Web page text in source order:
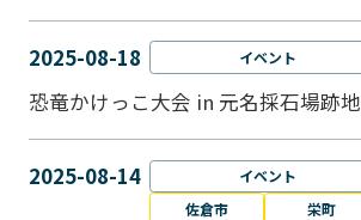
2025-08-18 イベント
恐竜かけっこ大会 in 元名採石場跡地
2025-08-14 イベント
佐倉市
栄町